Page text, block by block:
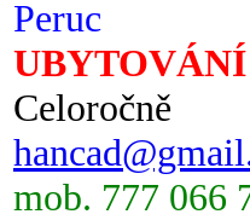
Peruc
UBYTOVÁNÍ
Celoročně
mob. 777 066